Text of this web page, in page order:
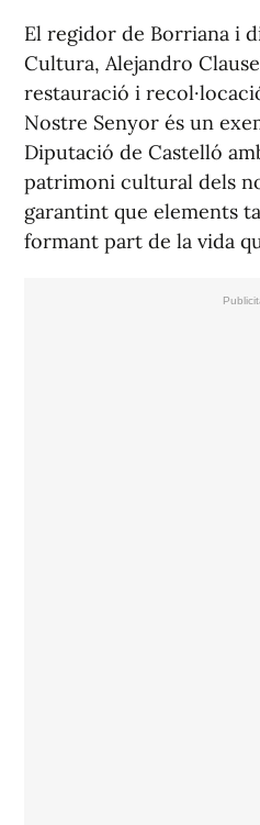
El regidor de Borriana i
Cultura, Alejandro
restauració i
Nostre Senyor és un
Diputació de Castelló
patrimoni cultural dels
garantint que elements
formant part de la vida